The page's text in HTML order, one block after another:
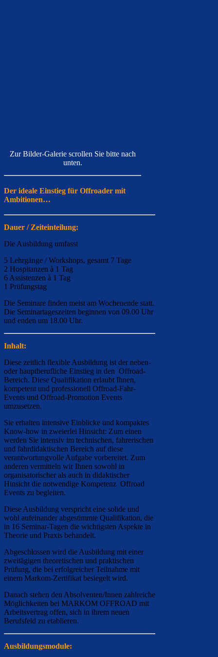
Zur Bilder-Galerie scrollen Sie bitte nach
unten.
Der ideale Einstieg für Offroader mit
Ambitionen…
Dauer / Zeiteinteilung:
Die Ausbildung umfasst
5 Lehrgänge / Workshops, gesamt 7 Tage
2 Hospitanzen à 1 Tag
6 Assistenzen à 1 Tag
1 Prüfungstag
Die Seminare finden meist am Wochenende statt.
Die Seminartageszeiten beginnen von 09.00 Uhr
und enden um 18.00 Uhr.
Inhalt:
Diese zeitlich flexible Ausbildung ist der neben-
oder hauptberufliche Einstieg in den Offroad-
Bereich. Diese Qualifikation erlaubt Ihnen,
kompetent und professionell Offroad-Fahr-
Events und Offroad-Promotion Events
umzusetzen.
Sie erhalten intensive Einblicke und kompaktes
Know-how in zweierlei Hinsicht: Zum einen
werden Sie intensiv im technischen, fahrerischen
und fahrdidaktischen Bereich auf diese
verantwortungvolle Aufgabe vorbereitet. Zum
anderen vermitteln wir Ihnen sowohl in
organisatorischer als auch in didaktischer
Hinsicht die notwendige Kompetenz Offroad
Events zu begleiten.
Diese Ausbildung verspricht eine solide und
wohl aufeinander abgestimmte Qualifikation, die
in 16 Seminar-Tagen die wichtigsten Aspekte in
Theorie und Praxis behandelt.
Abgeschlossen wird die Ausbildung mit einer
zweitägigen theoretischen und praktischen
Prüfung, die bei erfolgreicher Teilnahme mit
einem Markom-Zertifikat besiegelt wird.
Danach stehen den Absolventen/Innen zahlreiche
Möglichkeiten bei MARKOM OFFROAD mit
Arbeitsvertrag offen, sich in ihrem neuen
Berufsfeld zu etablieren.
Ausbildungsmodule: